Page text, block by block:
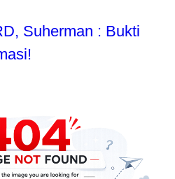
Suherman : Bukti